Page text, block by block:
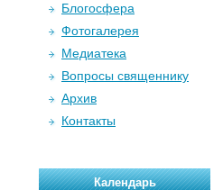
Блогосфера
Фотогалерея
Медиатека
Вопросы священнику
Архив
Контакты
Календарь